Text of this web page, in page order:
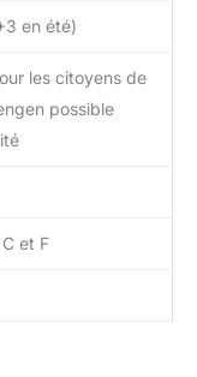
en été)
les citoyens de
possible
et F